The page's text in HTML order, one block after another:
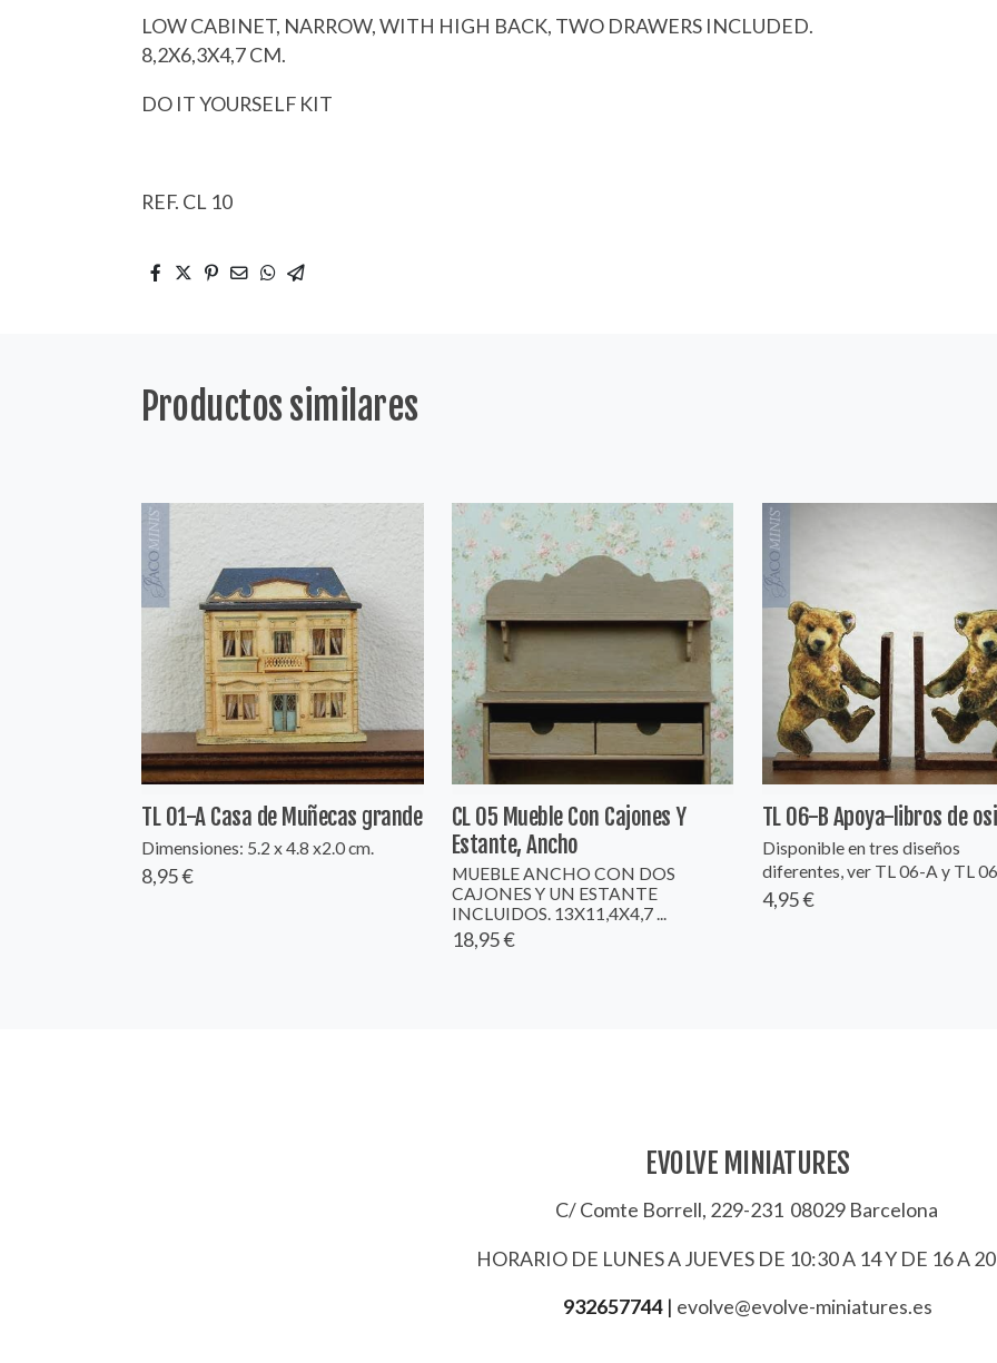
LOW CABINET, NARROW, WITH HIGH BACK, TWO DRAWERS INCLUDED.
8,2X6,3X4,7 CM.
DO IT YOURSELF KIT
REF. CL 10
Productos similares
TL 01-A Casa de Muñecas grande
Dimensiones: 5.2 x 4.8 x2.0 cm.
8,95 €
CL 05 Mueble Con Cajones Y
Estante, Ancho
MUEBLE ANCHO CON DOS
CAJONES Y UN ESTANTE
INCLUIDOS. 13X11,4X4,7 ...
18,95 €
TL 06-B Apoya-libros de
Disponible en tres diseños
diferentes, ver TL 06-A y TL
4,95 €
EVOLVE MINIATURES
C/ Comte Borrell, 229-231 08029 Barcelona
HORARIO DE LUNES A JUEVES DE 10:30 A 14 Y DE 16 A
932657744 | evolve@evolve-miniatures.es